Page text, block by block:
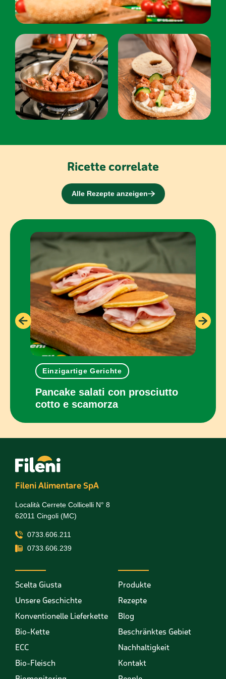
Ricette correlate
Alle Rezepte anzeigen
Einzigartige Gerichte
Pancake salati con prosciutto
cotto e scamorza
Fileni Alimentare SpA
Località Cerrete Collicelli N° 8
62011 Cingoli (MC)
0733.606.211
0733.606.239
Scelta Giusta
Unsere Geschichte
Konventionelle Lieferkette
Bio-Kette
ECC
Bio-Fleisch
Produkte
Rezepte
Blog
Beschränktes Gebiet
Nachhaltigkeit
Kontakt